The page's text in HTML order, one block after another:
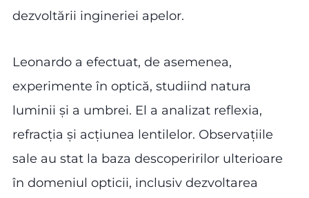
dezvoltării ingineriei apelor.
Leonardo a efectuat, de asemenea,
experimente în optică, studiind natura
luminii și a umbrei. El a analizat reflexia,
refracția și acțiunea lentilelor. Observațiile
sale au stat la baza descoperirilor ulterioare
în domeniul opticii, inclusiv dezvoltarea